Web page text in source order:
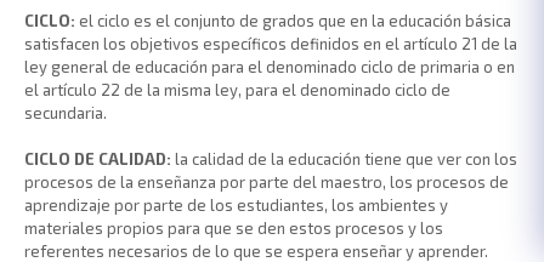
CICLO: el ciclo es el conjunto de grados que en la educación básica
satisfacen los objetivos específicos definidos en el artículo 21 de la
ley general de educación para el denominado ciclo de primaria o en
el artículo 22 de la misma ley, para el denominado ciclo de
secundaria.
CICLO DE CALIDAD: la calidad de la educación tiene que ver con los
procesos de la enseñanza por parte del maestro, los procesos de
aprendizaje por parte de los estudiantes, los ambientes y
materiales propios para que se den estos procesos y los
referentes necesarios de lo que se espera enseñar y aprender.